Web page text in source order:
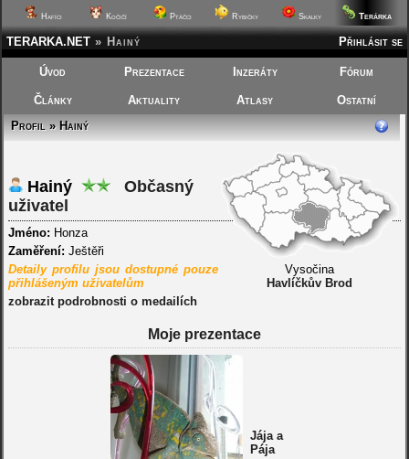
Hafíci Kočičí Ptáčci Rybičky Skalky Terárka
Přihlásit se
TERARKA.NET » Hainý
Úvod Prezentace Inzeráty Fórum
Články Aktuality Atlasy
Ostatní
Profil » Hainý
Vysočina
Havlíčkův Brod
Hainý
Občasný
uživatel
Jméno: Honza
Zaměření: Ještěři
Detaily profilu jsou dostupné pouze
přihlášeným uživatelům
zobrazit podrobnosti o medailích
Moje prezentace
Jája a
Pája